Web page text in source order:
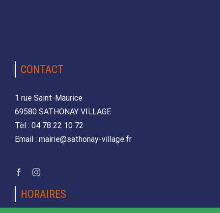
CONTACT
1 rue Saint-Maurice
69580 SATHONAY VILLAGE
Tèl : 04 78 22 10 72
Email : mairie@sathonay-village.fr
HORAIRES